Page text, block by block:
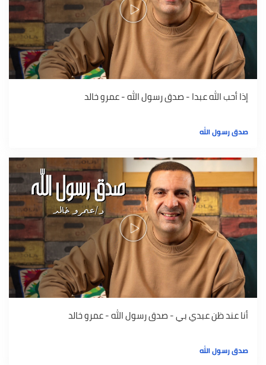
إذا أحب الله عبدا - صدق رسول الله - عمرو خالد
صدق رسول الله
أنا عند ظن عبدي بي - صدق رسول الله - عمرو خالد
صدق رسول الله